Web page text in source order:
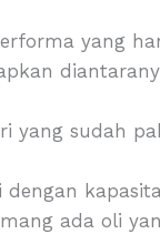
yang
yang sudah
ada oli